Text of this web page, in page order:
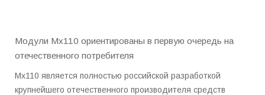
Модули Мх110 ориентированы в первую очередь на
отечественного потребителя
Мх110 является полностью российской разработкой
крупнейшего отечественного производителя средств